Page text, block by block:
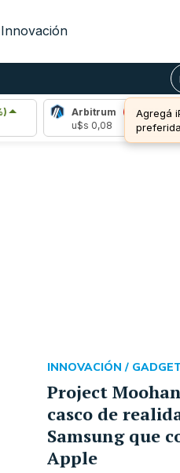
Innovación
Agregá
Arbitrum (-0,68%)
u$s 0,08
Project
casco de
Samsung que
Apple
INNOVACIÓN /